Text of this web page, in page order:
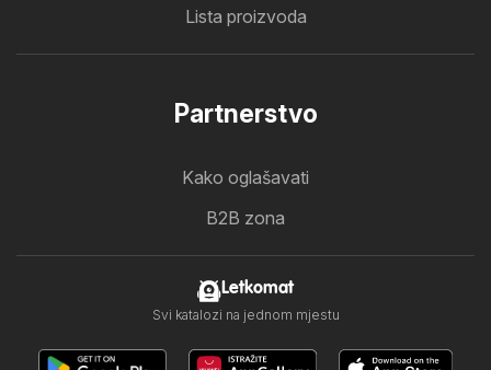
Lista proizvoda
Partnerstvo
Kako oglašavati
B2B zona
Letkomat
Svi katalozi na jednom mjestu